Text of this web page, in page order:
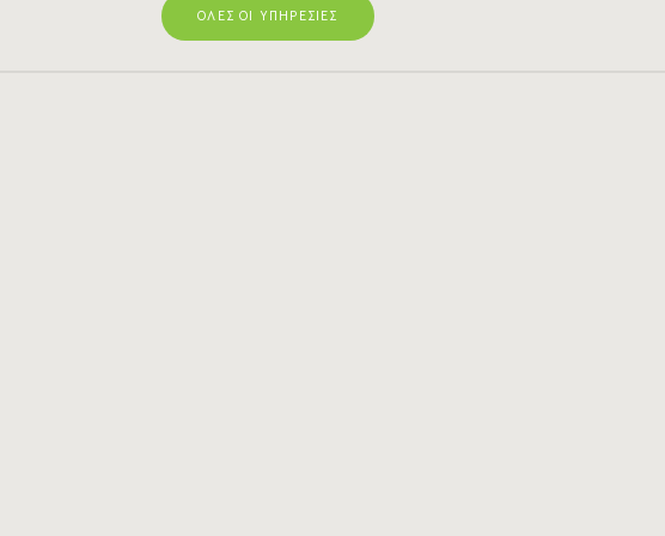
ΟΛΕΣ ΟΙ ΥΠΗΡΕΣΙΕΣ